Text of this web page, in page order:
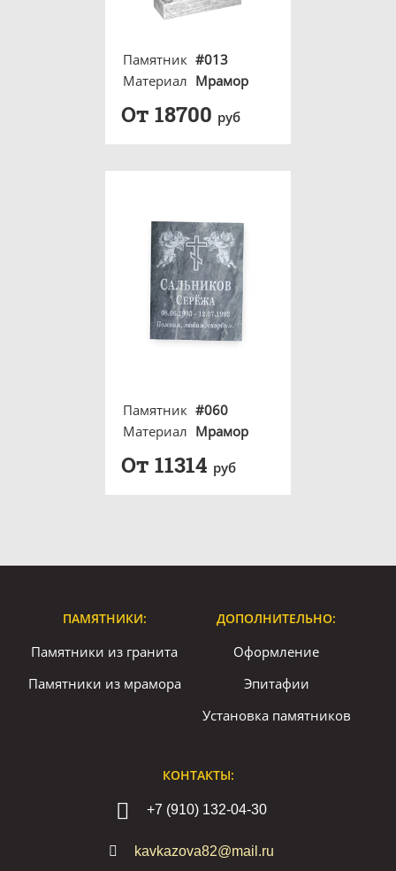
Памятник #013
Материал Мрамор
От 18700 руб
Памятник #060
Материал Мрамор
От 11314 руб
ПАМЯТНИКИ:
Памятники из гранита
Памятники из мрамора
ДОПОЛНИТЕЛЬНО:
Оформление
Эпитафии
Установка памятников
КОНТАКТЫ:
+7 (910) 132-04-30
kavkazova82@mail.ru